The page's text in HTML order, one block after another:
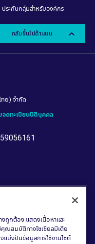
งถูกต้อง แสดงเนื้อหาและ
ณสมบัติทางโซเชียลมีเดีย
งแบ่งปันข้อมูลการใช้งานไซต์